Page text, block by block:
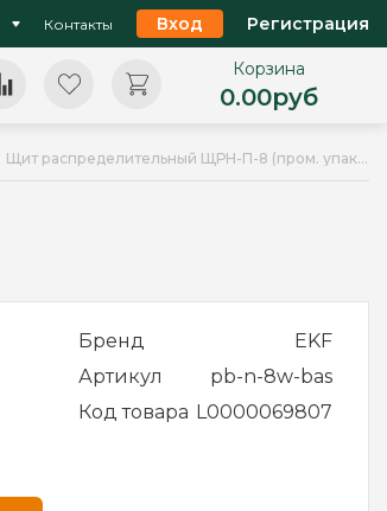
Контакты Вход Регистрация
Корзина
0.00руб
Щит распределительный ЩРН-П-8 (пром. упаковка) белая дверца IP41 EKF Basic
Бренд
EKF
Артикул
pb-n-8w-bas
Код товара L0000069807